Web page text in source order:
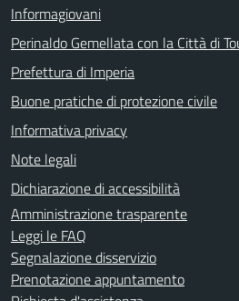
Informagiovani
Perinaldo Gemellata con la Città di
Prefettura di Imperia
Buone pratiche di protezione civile
Informativa privacy
Note legali
Dichiarazione di accessibilità
Amministrazione trasparente
Leggi le FAQ
Segnalazione disservizio
Prenotazione appuntamento